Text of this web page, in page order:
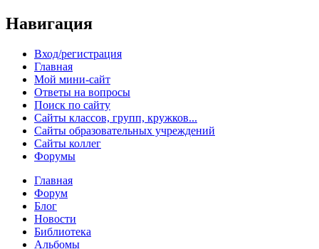
Навигация
Вход/регистрация
Главная
Мой мини-сайт
Ответы на вопросы
Поиск по сайту
Сайты классов, групп, кружков...
Сайты образовательных учреждений
Сайты коллег
Форумы
Главная
Форум
Блог
Новости
Библиотека
Альбомы